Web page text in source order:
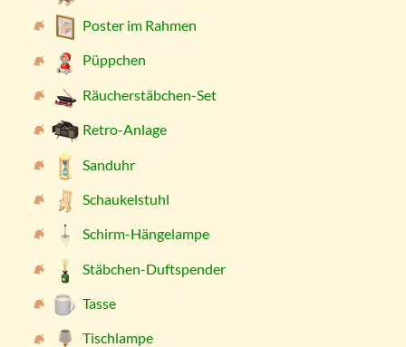
Poster im Rahmen
Püppchen
Räucherstäbchen-Set
Retro-Anlage
Sanduhr
Schaukelstuhl
Schirm-Hängelampe
Stäbchen-Duftspender
Tasse
Tischlampe